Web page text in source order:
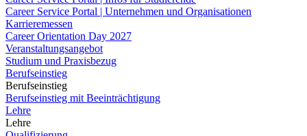
Career Service Portal | Unternehmen und Organisationen
Karrieremessen
Career Orientation Day 2027
Veranstaltungsangebot
Studium und Praxisbezug
Berufseinstieg
Berufseinstieg
Berufseinstieg mit Beeinträchtigung
Lehre
Lehre